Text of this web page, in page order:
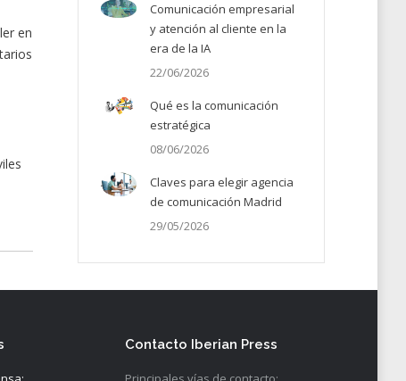
en
Comunicación empresarial
y atención al cliente en la
era de la IA
22/06/2026
Qué es la comunicación
estratégica
08/06/2026
Claves para elegir agencia
de comunicación Madrid
29/05/2026
Contacto Iberian Press